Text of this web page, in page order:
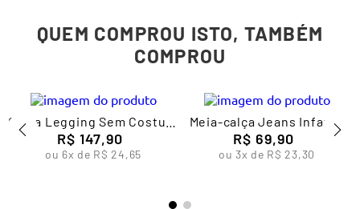
QUEM COMPROU ISTO, TAMBÉM
COMPROU
Calça Legging Sem Costura
Feminina Lupo
R$ 147,90
ou 6x de R$ 24,65
Meia-calça Jeans Infantil
Feminina Lupo
R$ 69,90
ou3x de R$ 23,30